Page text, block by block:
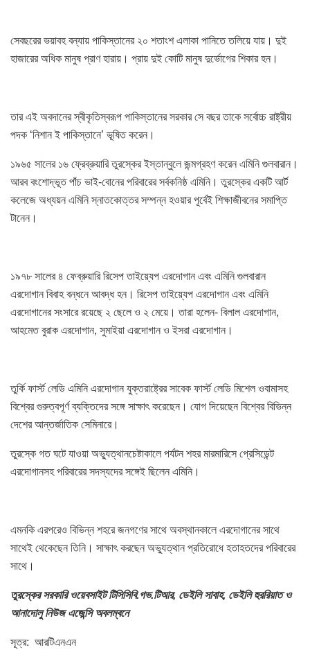
সেবছরের ভয়াবহ বন্যায় পাকিস্তানের ২০ শতাংশ এলাকা পানিতে তলিয়ে যায়। দুই
হাজারের অধিক মানুষ প্রাণ হারায়। প্রায় দুই কোটি মানুষ দুর্ভোগের শিকার হন।
তার এই অবদানের স্বীকৃতিস্বরূপ পাকিস্তানের সরকার সে বছর তাকে সর্বোচ্চ রাষ্ট্রীয়
পদক ‘নিশান ই পাকিস্তানে’ ভূষিত করেন।
১৯৬৫ সালের ১৬ ফ্রেব্রুয়ারি তুরস্কের ইস্তান্বুলে জন্মগ্রহণ করেন এমিনি গুলবারান।
আরব বংশোদ্ভূত পাঁচ ভাই-বোনের পরিবারের সর্বকনিষ্ঠ এমিনি। তুরস্কের একটি আর্ট
কলেজে অধ্যয়ন এমিনি স্নাতকোত্তর সম্পন্ন হওয়ার পূর্বেই শিক্ষাজীবনের সমাপ্তি
টানেন।
১৯৭৮ সালের ৪ ফেব্রুয়ারি রিসেপ তাইয়্যেপ এরদোগান এবং এমিনি গুলবারান
এরদোগান বিবাহ বন্ধনে আবদ্ধ হন। রিসেপ তাইয়্যেপ এরদোগান এবং এমিনি
এরদোগানের সংসারে রয়েছে ২ ছেলে ও ২ মেয়ে। তারা হলেন- বিলাল এরদোগান,
আহমেত বুরাক এরদোগান, সুমাইয়া এরদোগান ও ইসরা এরদোগান।
তুর্কি ফার্স্ট লেডি এমিনি এরদোগান যুক্তরাষ্ট্রের সাবেক ফার্স্ট লেডি মিশেল ওবামাসহ
বিশ্বের গুরুত্বপূর্ণ ব্যক্তিদের সঙ্গে সাক্ষাৎ করেছেন। যোগ দিয়েছেন বিশ্বের বিভিন্ন
দেশের আন্তর্জাতিক সেমিনারে।
তুরস্কে গত ঘটে যাওয়া অভ্যুত্থানচেষ্টাকালে পর্যটন শহর মারমারিসে প্রেসিডেন্ট
এরদোগানসহ পরিবারের সদস্যদের সঙ্গেই ছিলেন এমিনি।
এমনকি এরপরেও বিভিন্ন শহরে জনগণের সাথে অবস্থানকালে এরদোগানের সাথে
সাথেই থেকেছেন তিনি। সাক্ষাৎ করছেন অভ্যুত্থান প্রতিরোধে হতাহতদের পরিবারের
সাথে।
তুরস্কের সরকারি ওয়েবসাইট টিসিসিবি.গভ.টিআর, ডেইলি সাবাহ, ডেইলি হুররিয়াত ও
আনাদোলু নিউজ এজেন্সি অবলম্বনে
সূত্র: আরটিএনএন